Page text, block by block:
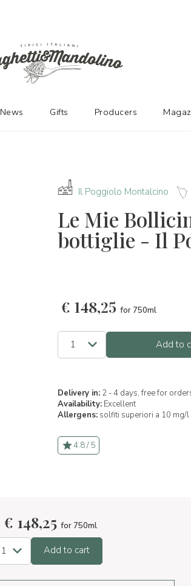
Il Poggiolo Montalcino
Le Mie
bottiglie - Il
€ 148,25 for 750ml
Add to
Delivery in: 2 - 4 days, free for
Availability: Excellent
Allergens: solfiti superiori a 10 mg/l
4.8 / 5
€ 148,25 for 750ml
Add to cart
News Gifts Producers